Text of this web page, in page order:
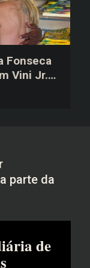
Fonseca
Vini Jr.
parte da
de